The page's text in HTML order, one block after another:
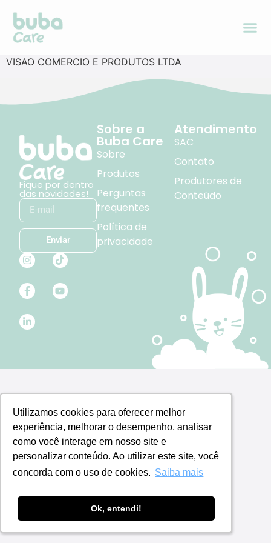
Utilizamos cookies para oferecer melhor
experiência, melhorar o desempenho, analisar
como você interage em nosso site e
personalizar conteúdo. Ao utilizar este site, você
concorda com o uso de cookies. Saiba mais
Ok, entendi!
Utilizamos cookies para oferecer melhor
experiência, melhorar o desempenho, analisar
como você interage em nosso site e
personalizar conteúdo. Ao utilizar este site, você
concorda com o uso de cookies. Saiba mais
Ok, entendi!
VISAO COMERCIO E PRODUTOS LTDA
Fique por dentro
das novidades!
Enviar
Sobre a
Buba Care
Sobre
Produtos
Perguntas
frequentes
Política de
privacidade
Atendimento
SAC
Contato
Produtores de
Conteúdo